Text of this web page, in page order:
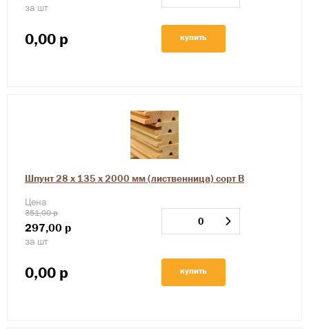
за шт
0,00 р купить
Шпунт 28 х 135 х 2000 мм (лиственница) сорт В
Цена
351,00 р
297,00 р
за шт
0,00 р купить